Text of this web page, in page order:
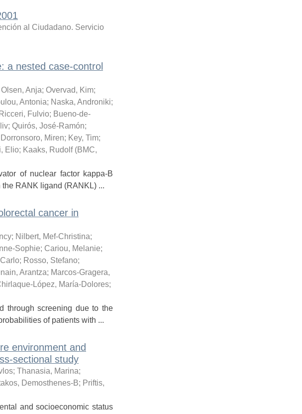
al Ciudadano. Servicio
a nested case-control
Olsen, Anja; Overvad, Kim;
Antonia; Naska, Androniki;
Ricceri, Fulvio; Bueno-de-
; Quirós, José-Ramón;
Dorronsoro, Miren; Key, Tim;
Elio; Kaaks, Rudolf (BMC,
of nuclear factor kappa-B
RANK ligand (RANKL) ...
cancer in
; Nilbert, Mef-Christina;
Sophie; Cariou, Melanie;
; Rosso, Stefano;
Arantza; Marcos-Gragera,
López, María-Dolores;
through screening due to the
of patients with ...
environment and
sectional study
; Thanasia, Marina;
Demosthenes-B; Priftis,
and socioeconomic status